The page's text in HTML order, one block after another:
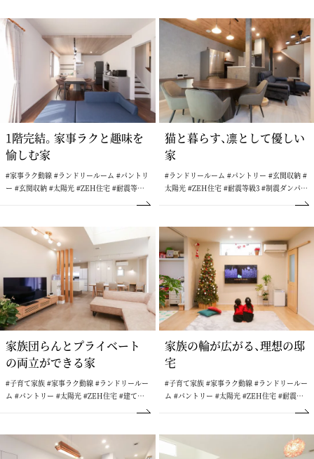
1階完結。家事ラクと趣味を
愉しむ家
#家事ラク動線 #ランドリールーム #パントリ
ー #玄関収納 #太陽光 #ZEH住宅 #耐震等級3
#制震ダンパー #造作 #サンルーム #ウォーク
猫と暮らす、凛として優しい
家
#ランドリールーム #パントリー #玄関収納 #
太陽光 #ZEH住宅 #耐震等級3 #制震ダンパー
家族団らんとプライベート
の両立ができる家
#子育て家族 #家事ラク動線 #ランドリールー
ム #パントリー #太陽光 #ZEH住宅 #建て替
家族の輪が広がる、理想の邸
宅
#子育て家族 #家事ラク動線 #ランドリールー
ム #パントリー #太陽光 #ZEH住宅 #耐震等
級3 #制震ダンパー #ウォークインクローゼッ